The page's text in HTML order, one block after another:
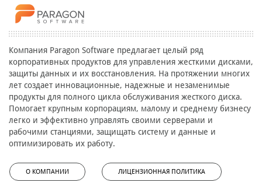
Компания Paragon Software предлагает целый ряд
корпоративных продуктов для управления жесткими дисками,
защиты данных и их восстановления. На протяжении многих
лет создает инновационные, надежные и незаменимые
продукты для полного цикла обслуживания жесткого диска.
Помогает крупным корпорациям, малому и среднему бизнесу
легко и эффективно управлять своими серверами и
рабочими станциями, защищать систему и данные и
оптимизировать их работу.
О КОМПАНИИ ЛИЦЕНЗИОННАЯ ПОЛИТИКА